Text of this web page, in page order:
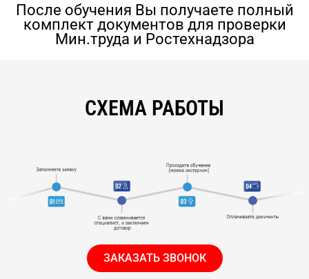
После обучения Вы получаете полный
комплект документов для проверки
Мин.труда и Ростехнадзора
СХЕМА РАБОТЫ
ЗАКАЗАТЬ ЗВОНОК